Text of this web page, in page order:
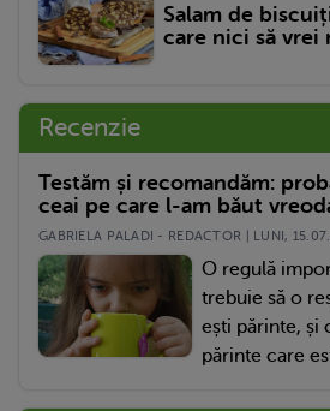
Salam de
care nici să vrei
Recenzie
Testăm și recomandăm:
ceai pe care l-am băut
GABRIELA PALADI - REDACTOR | LUNI,
O regulă
trebuie să o
ești părinte, și
părinte care